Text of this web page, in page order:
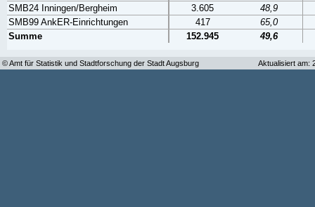
SMB24 Inningen/Bergheim
3.605
48,9
SMB99 AnkER-Einrichtungen
417
65,0
Summe
152.945 49,6
© Amt für Statistik und Stadtforschung der Stadt Augsburg Aktualisiert am: